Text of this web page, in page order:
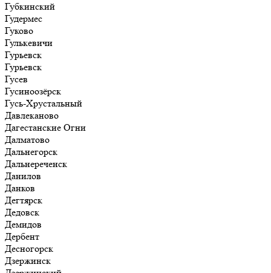
Губкинский
Гудермес
Гуково
Гулькевичи
Гурьевск
Гурьевск
Гусев
Гусиноозёрск
Гусь-Хрустальный
Давлеканово
Дагестанские Огни
Далматово
Дальнегорск
Дальнереченск
Данилов
Данков
Дегтярск
Дедовск
Демидов
Дербент
Десногорск
Дзержинск